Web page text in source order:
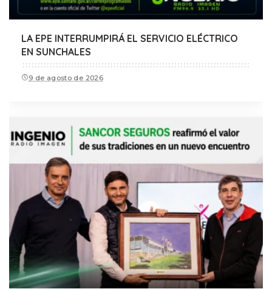
LA EPE INTERRUMPIRÁ EL SERVICIO ELÉCTRICO
EN SUNCHALES
9 de agosto de 2026